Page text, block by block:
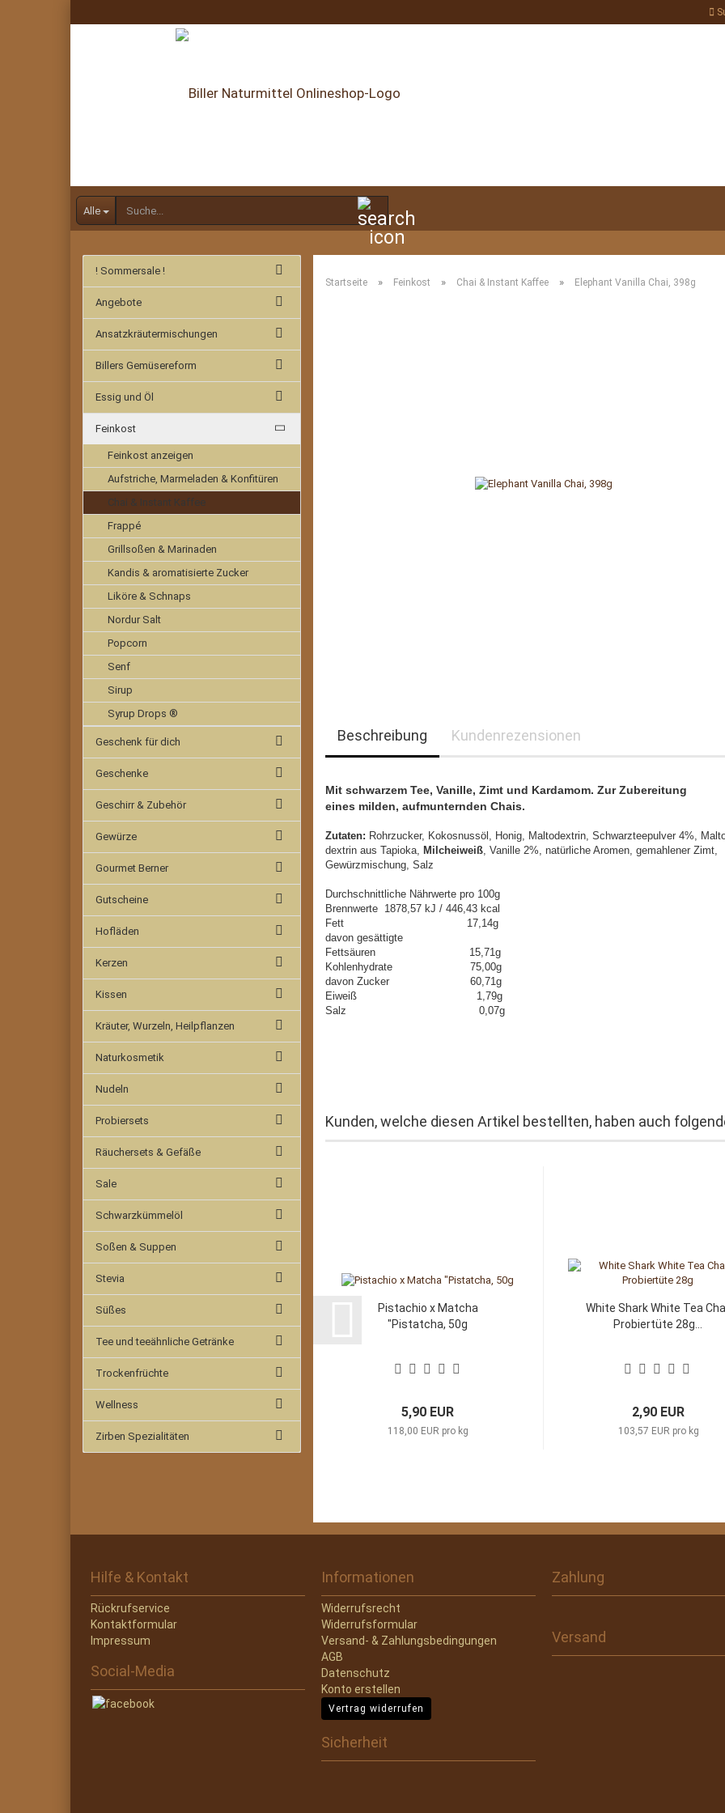
Alle
Startseite » Feinkost » Chai & Instant Kaffee » Elephant Vanilla Chai, 398g
Beschreibung Kundenrezensionen
Mit schwarzem Tee, Vanille, Zimt und Kardamom. Zur Zubereitung
eines milden, aufmunternden Chais.
Zutaten: Rohrzucker, Kokosnussöl, Honig, Maltodextrin, Schwarzteepulver 4%,
dextrin aus Tapioka, Milcheiweiß, Vanille 2%, natürliche Aromen, gemahlener Zimt,
Gewürzmischung, Salz
Durchschnittliche Nährwerte pro 100g
Brennwerte 1878,57 kJ / 446,43 kcal
Fett 17,14g
davon gesättigte
Fettsäuren 15,71g
Kohlenhydrate 75,00g
davon Zucker 60,71g
Eiweiß 1,79g
Salz 0,07g
Kunden, welche diesen Artikel bestellten, haben auch
Pistachio x Matcha
"Pistatcha, 50g
5,90 EUR
118,00 EUR pro kg
White Shark White Tea
Probiertüte 28g...
2,90 EUR
103,57 EUR pro kg
! Sommersale !
Angebote
Ansatzkräutermischungen
Billers Gemüsereform
Essig und Öl
Feinkost
Feinkost anzeigen
Aufstriche, Marmeladen & Konfitüren
Chai & Instant Kaffee
Frappé
Grillsoßen & Marinaden
Kandis & aromatisierte Zucker
Liköre & Schnaps
Nordur Salt
Popcorn
Senf
Sirup
Syrup Drops ®
Geschenk für dich
Geschenke
Geschirr & Zubehör
Gewürze
Gourmet Berner
Gutscheine
Hofläden
Kerzen
Kissen
Kräuter, Wurzeln, Heilpflanzen
Naturkosmetik
Nudeln
Probiersets
Räuchersets & Gefäße
Sale
Schwarzkümmelöl
Soßen & Suppen
Stevia
Süßes
Tee und teeähnliche Getränke
Trockenfrüchte
Wellness
Zirben Spezialitäten
Hilfe & Kontakt
Rückrufservice
Kontaktformular
Impressum
Social-Media
Informationen
Widerrufsrecht
Widerrufsformular
Versand- & Zahlungsbedingungen
AGB
Datenschutz
Konto erstellen
Vertrag widerrufen
Sicherheit
Zahlung
Versand